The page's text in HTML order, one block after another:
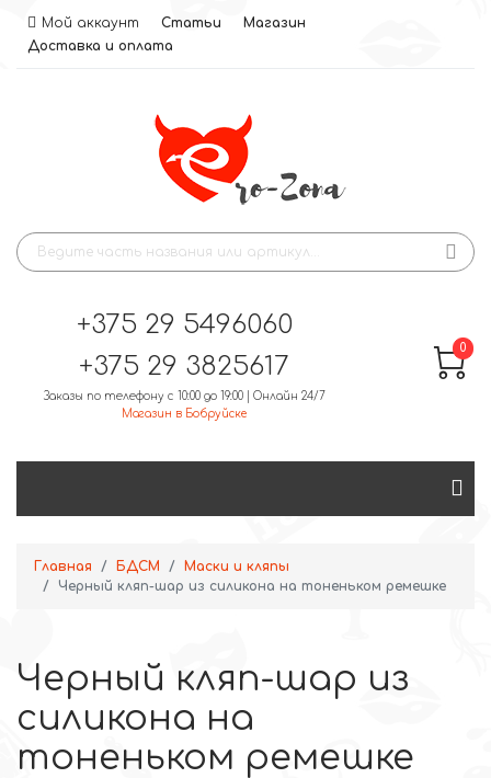
Мой аккаунт Статьи
Магазин
Доставка и оплата
+375 29 5496060
+375 29 3825617
Заказы по телефону с 10:00 до 19:00 | Онлайн 24/7
Магазин в Бобруйске
0
Главная БДСМ
Маски и кляпы
Черный кляп-шар из силикона на тоненьком ремешке
Черный кляп-шар из
силикона на
тоненьком ремешке